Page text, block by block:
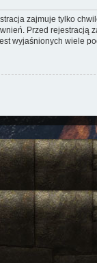
zajmuje tylko
Przed rejestracją
wyjaśnionych wiele